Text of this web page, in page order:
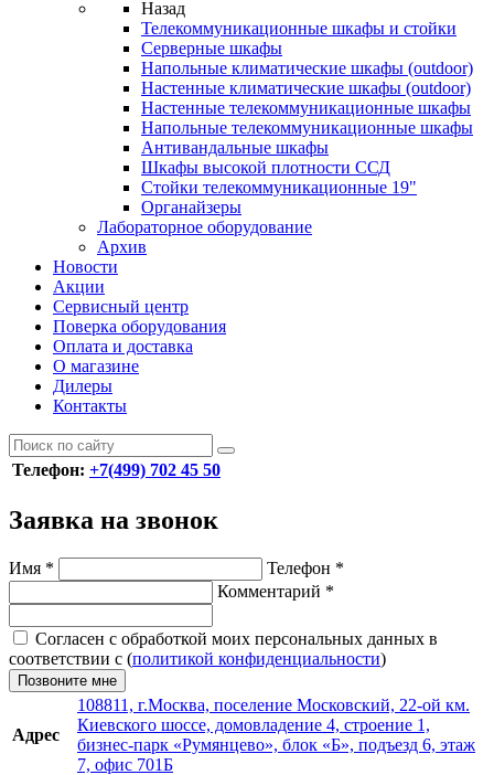
Назад
Телекоммуникационные шкафы и стойки
Серверные шкафы
Напольные климатические шкафы (outdoor)
Настенные климатические шкафы (outdoor)
Настенные телекоммуникационные шкафы
Напольные телекоммуникационные шкафы
Антивандальные шкафы
Шкафы высокой плотности ССД
Стойки телекоммуникационные 19"
Органайзеры
Лабораторное оборудование
Архив
Новости
Акции
Сервисный центр
Поверка оборудования
Оплата и доставка
О магазине
Дилеры
Контакты
Телефон: +7(499) 702 45 50
Заявка на звонок
Имя * Телефон *
Комментарий *
Согласен с обработкой моих персональных данных в
соответствии с (политикой конфиденциальности)
Позвоните мне
Адрес
108811, г.Москва, поселение Московский, 22-ой км.
Киевского шоссе, домовладение 4, строение 1,
бизнес-парк «Румянцево», блок «Б», подъезд 6, этаж
7, офис 701Б